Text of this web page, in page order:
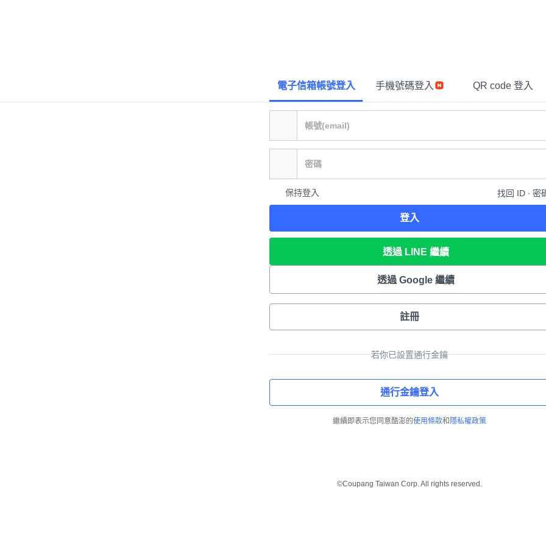
電子信箱帳號登入 手機號碼登入 QR code 登入
保持登入 找回 ID ∙ 密
登入
透過 LINE 繼續
透過 Google 繼續
註冊
若你已設置通行金鑰
通行金鑰登入
繼續即表示您同意酷澎的使用條款和 隱私權政策
©Coupang Taiwan Corp. All rights reserved.